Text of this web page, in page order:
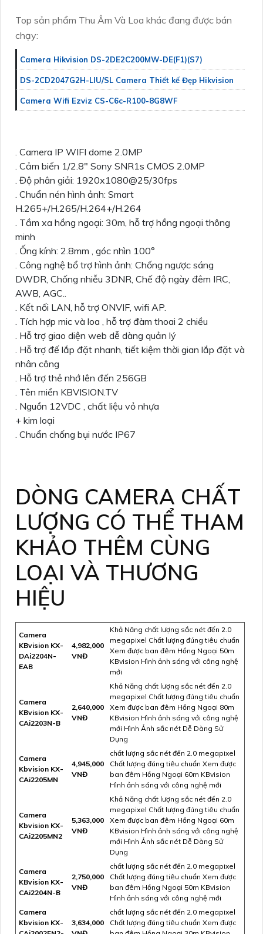
Top sản phẩm Thu Âm Và Loa khác đang được bán
chạy:
Camera Hikvision DS-2DE2C200MW-DE(F1)(S7)
DS-2CD2047G2H-LIU/SL Camera Thiết kế Đẹp Hikvision
Camera Wifi Ezviz CS-C6c-R100-8G8WF
. Camera IP WIFI dome 2.0MP
. Cảm biến 1/2.8" Sony SNR1s CMOS 2.0MP
. Độ phân giải: 1920x1080@25/30fps
. Chuẩn nén hình ảnh: Smart
H.265+/H.265/H.264+/H.264
. Tầm xa hồng ngoại: 30m, hỗ trợ hồng ngoại thông
minh
. Ống kính: 2.8mm , góc nhìn 100°
. Công nghệ bổ trợ hình ảnh: Chống ngược sáng
DWDR, Chống nhiễu 3DNR, Chế độ ngày đêm IRC,
AWB, AGC..
. Kết nối LAN, hỗ trợ ONVIF, wifi AP.
. Tích hợp mic và loa , hỗ trợ đàm thoai 2 chiều
. Hỗ trợ giao diện web dễ dàng quản lý
. Hỗ trợ đế lắp đặt nhanh, tiết kiệm thời gian lắp đặt và
nhân công
. Hỗ trợ thẻ nhớ lên đến 256GB
. Tên miền KBVISION.TV
. Nguồn 12VDC , chất liệu vỏ nhựa
+ kim loại
. Chuẩn chống bụi nước IP67
DÒNG CAMERA CHẤT
LƯỢNG CÓ THỂ THAM
KHẢO THÊM CÙNG
LOẠI VÀ THƯƠNG
HIỆU
Camera
KBvision KX-
DAi2204N-
EAB
4,982,000
VNĐ
Khả Năng chất lượng sắc nét đến 2.0
megapixel Chất lượng đúng tiêu chuẩn
Xem được ban đêm Hồng Ngoại 50m
KBvision Hình ảnh sáng với công nghệ
mới
Camera
KBvision KX-
CAi2203N-B
2,640,000
VNĐ
Khả Năng chất lượng sắc nét đến 2.0
megapixel Chất lượng đúng tiêu chuẩn
Xem được ban đêm Hồng Ngoại 80m
KBvision Hình ảnh sáng với công nghệ
mới Hình Ảnh sắc nét Dễ Dàng Sử
Dụng
Camera
Kbvision KX-
CAi2205MN
4,945,000
VNĐ
chất lượng sắc nét đến 2.0 megapixel
Chất lượng đúng tiêu chuẩn Xem được
ban đêm Hồng Ngoại 60m KBvision
Hình ảnh sáng với công nghệ mới
Camera
Kbvision KX-
CAi2205MN2
5,363,000
VNĐ
Khả Năng chất lượng sắc nét đến 2.0
megapixel Chất lượng đúng tiêu chuẩn
Xem được ban đêm Hồng Ngoại 60m
KBvision Hình ảnh sáng với công nghệ
mới Hình Ảnh sắc nét Dễ Dàng Sử
Dụng
Camera
KBvision KX-
CAi2204N-B
2,750,000
VNĐ
chất lượng sắc nét đến 2.0 megapixel
Chất lượng đúng tiêu chuẩn Xem được
ban đêm Hồng Ngoại 50m KBvision
Hình ảnh sáng với công nghệ mới
Camera
Kbvision KX-
3,634,000
chất lượng sắc nét đến 2.0 megapixel
Chất lượng đúng tiêu chuẩn Xem được